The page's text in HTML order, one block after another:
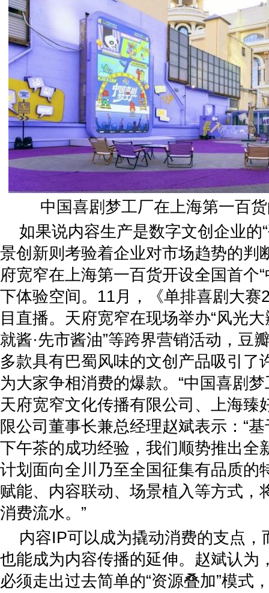
中国喜剧梦工厂在上海第一百
如果说内容生产是数字文创企业的
景创新则考验着企业对市场趋势的判
府宽窄在上海第一百货开设全国首个
下体验空间。11月，《单排喜剧大赛
目直播。天府宽窄在现场举办“风光大
就酱·先市酱油”等跨界营销活动，豆
多款具有巴蜀风味的文创产品吸引了
为大家争相消费的爆款。“中国喜剧
天府宽窄文化传播有限公司、上海臻
限公司董事长兼总经理赵斌表示：“
下午茶的成功经验，我们顺势推出全
计划面向全川乃至全国征集有品质的
赋能、内容联动、场景植入等方式，
消费流水。”
内容IP可以成为撬动消费的支点，
也能成为内容传播的延伸。赵斌认为
必须走出过去简单的“资源叠加”模式